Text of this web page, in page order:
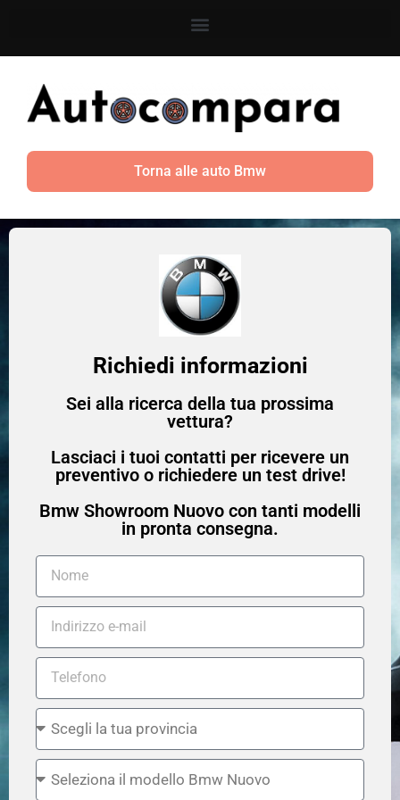
Torna alle auto Bmw
Richiedi informazioni
Sei alla ricerca della tua prossima
vettura?
Lasciaci i tuoi contatti per ricevere un
preventivo o richiedere un test drive!
Bmw Showroom Nuovo con tanti modelli
in pronta consegna.